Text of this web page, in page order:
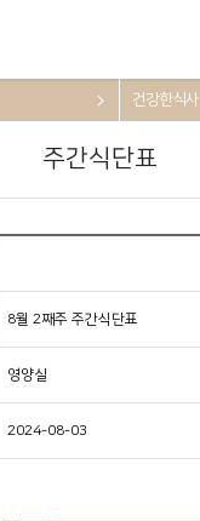
건강한식사
주간식단표
8월 2째주 주간식단표
영양실
2024-08-03